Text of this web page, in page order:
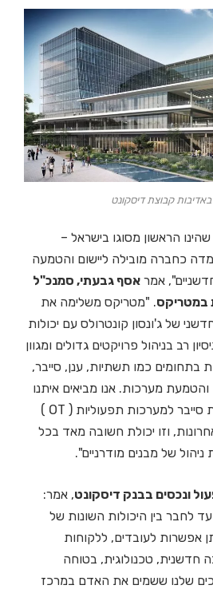
קבוצת דיסקונט
הראשון מסוגו בישראל –
כחברה מובילה ליישום והטמעה
אמר אסף גבעתי, סמנכ"ל
במטריקס. "מטריקס משלימה את
של ג'ונסון קונטרולס עם יכולות
רב בניהול פרויקטים גדולים ומגוון
בתחומים כמו תשתיות, ענן, סייבר,
והטמעת מערכות. אנו מביאים איתנו
גם מומחיות בתחום הגנת סייבר למערכות תפעוליות ( OT )
וזו יכולת חשובה מאד בכל
של מבנים מודרניים".
ונכסים בבנק דיסקונט, אמר:
לחבר בין היכולות השונות של
אפשרות לעובדים, ללקוחות
חדשנית, טכנולוגית, בטוחה
שלנו ששמים את האדם במרכז